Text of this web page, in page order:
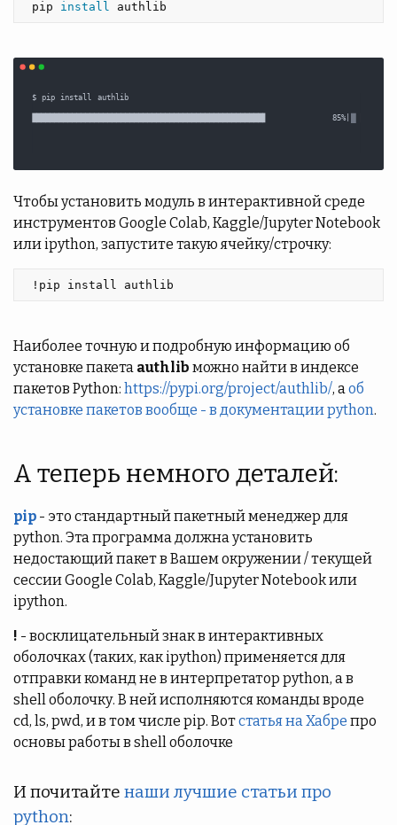
pip install authlib
Чтобы установить модуль в интерактивной среде
инструментов Google Colab, Kaggle/Jupyter Notebook
или ipython, запустите такую ячейку/строчку:
!pip install authlib
Наиболее точную и подробную информацию об
установке пакета authlib можно найти в индексе
пакетов Python: https://pypi.org/project/authlib/, аоб
установке пакетов вообще - в документации python.
А теперь немного деталей:
pip - это стандартный пакетный менеджер для
python. Эта программа должна установить
недостающий пакет в Вашем окружении / текущей
сессии Google Colab, Kaggle/Jupyter Notebook или
ipython.
! - восклицательный знак в интерактивных
оболочках (таких, как ipython) применяется для
отправки команд не в интерпретатор python, а в
shell оболочку. В ней исполняются команды вроде
cd, ls, pwd, и в том числе pip. Вотстатья на Хабре про
основы работы в shell оболочке
И почитайте наши лучшие статьи про
python: